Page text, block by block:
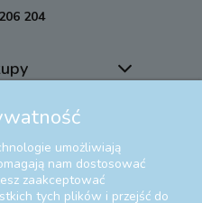
204
umożliwiają
nam dostosować
zaakceptować
tych plików i przejść do